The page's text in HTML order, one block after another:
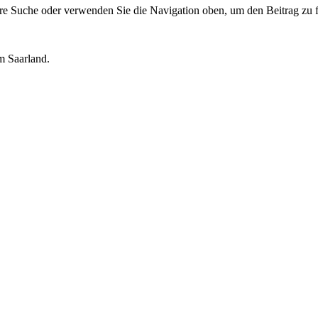
Suche oder verwenden Sie die Navigation oben, um den Beitrag zu
Saarland.